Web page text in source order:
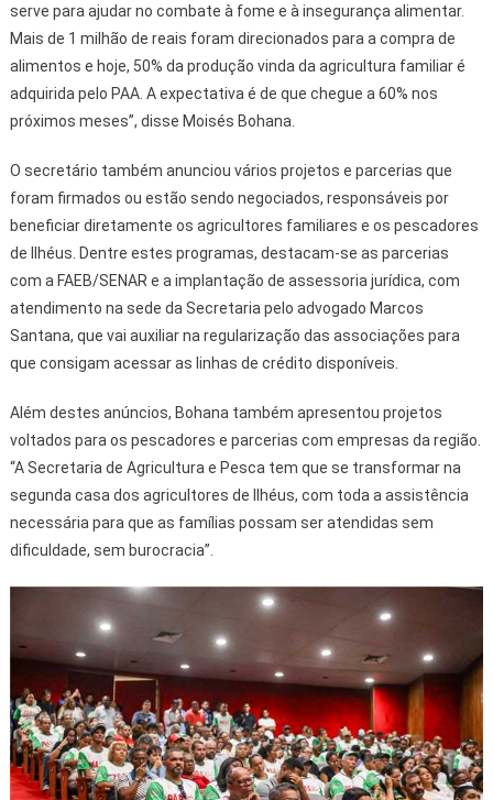
serve para ajudar no combate à fome e à insegurança alimentar.
Mais de 1 milhão de reais foram direcionados para a compra de
alimentos e hoje, 50% da produção vinda da agricultura familiar é
adquirida pelo PAA. A expectativa é de que chegue a 60% nos
próximos meses”, disse Moisés Bohana.
O secretário também anunciou vários projetos e parcerias que
foram firmados ou estão sendo negociados, responsáveis por
beneficiar diretamente os agricultores familiares e os pescadores
de Ilhéus. Dentre estes programas, destacam-se as parcerias
com a FAEB/SENAR e a implantação de assessoria jurídica, com
atendimento na sede da Secretaria pelo advogado Marcos
Santana, que vai auxiliar na regularização das associações para
que consigam acessar as linhas de crédito disponíveis.
Além destes anúncios, Bohana também apresentou projetos
voltados para os pescadores e parcerias com empresas da região.
“A Secretaria de Agricultura e Pesca tem que se transformar na
segunda casa dos agricultores de Ilhéus, com toda a assistência
necessária para que as famílias possam ser atendidas sem
dificuldade, sem burocracia”.